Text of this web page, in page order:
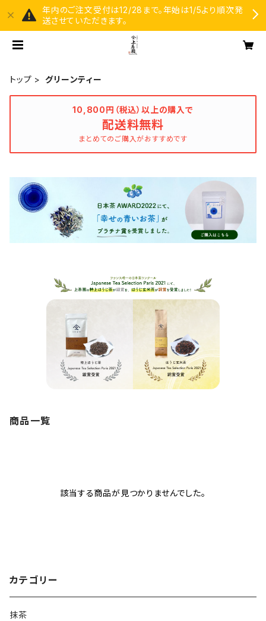
年内のご注文受付は12/28まで。年始は1/5より順次発
送させていただきます。
トップ グリーンティー
10,800円（税込）以上の購入で
配送料無料
まとめてのご購入がおすすめです
商品一覧
該当する商品が見つかりませんでした。
カテゴリー
抹茶